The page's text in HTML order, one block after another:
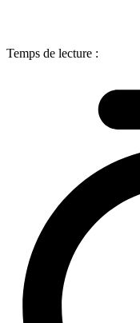
Temps de lecture :